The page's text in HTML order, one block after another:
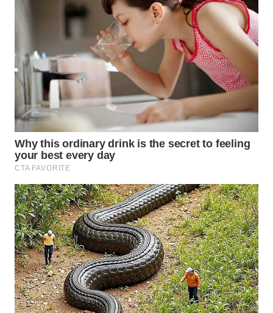
INDRAMAYU
WN
KUNINGAN
WN
MAJALENGKA
WN
SUBANG
WN
SUKABUMI
WN
PURWAKARTA
WN
PRIANGAN